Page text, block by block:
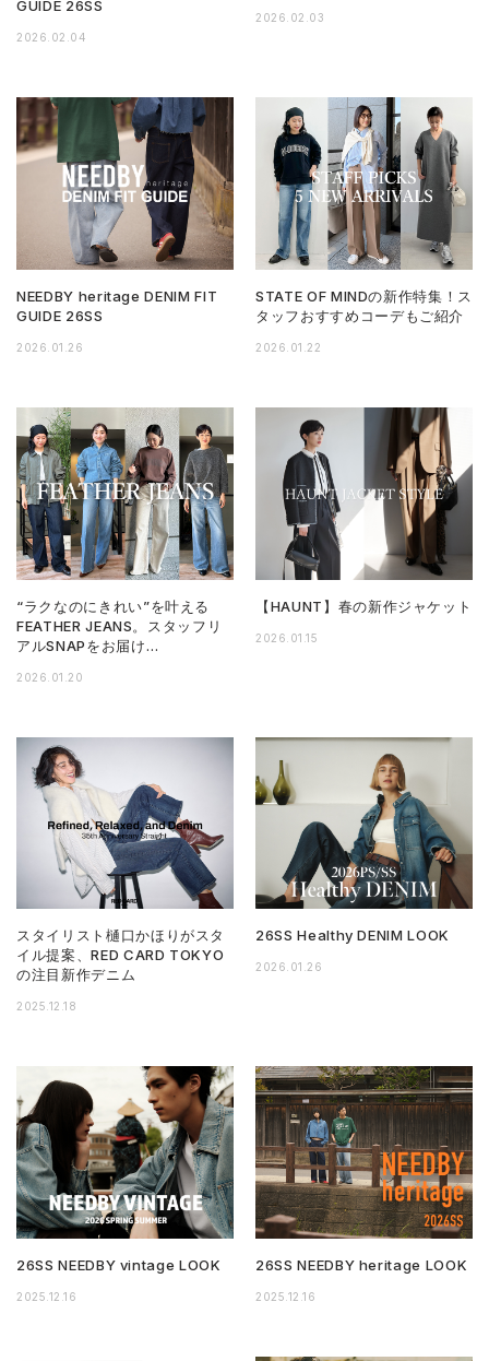
GUIDE 26SS
2026.02.04
2026.02.03
NEEDBY heritage DENIM FIT
GUIDE 26SS
2026.01.26
STATE OF MINDの新作特集！ス
タッフおすすめコーデもご紹介
2026.01.22
“ラクなのにきれい”を叶える
FEATHER JEANS。スタッフリ
アルSNAPをお届け…
2026.01.20
【HAUNT】春の新作ジャケット
2026.01.15
スタイリスト樋口かほりがスタ
イル提案、RED CARD TOKYO
の注目新作デニム
2025.12.18
26SS Healthy DENIM LOOK
2026.01.26
26SS NEEDBY vintage LOOK
2025.12.16
26SS NEEDBY heritage LOOK
2025.12.16